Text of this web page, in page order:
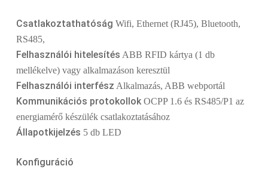
Csatlakoztathatóság Wifi, Ethernet (RJ45), Bluetooth,
RS485,
Felhasználói hitelesítés ABB RFID kártya (1 db
mellékelve) vagy alkalmazáson keresztül
Felhasználói interfész Alkalmazás, ABB webportál
Kommunikációs protokollokOCPP 1.6 és RS485/P1 az
energiamérő készülék csatlakoztatásához
Állapotkijelzés 5 db LED
Konfiguráció